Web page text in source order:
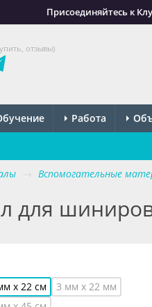
Присоединяйтесь к
отзывы)
Работа
→ Вспомогательные
для
х 22 см
3 мм х 22 мм